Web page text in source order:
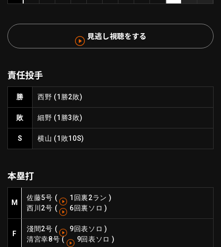
ファーム東地区
ファーム中地区
ファーム西地区
交流戦
北海道日本ハムファイターズ
東北楽天ゴールデンイーグルス
埼玉西武ライオンズ
千葉ロッテマリーンズ
オリックス・バファローズ
ニュース
設定
見逃し視聴をする
責任投手
勝 西野 (1勝2敗)
敗 細野 (1勝3敗)
S 横山 (1敗10S)
本塁打
M
佐藤5号 ( 1回裏2ラン )
西川 2号 ( 6回裏ソロ )
F
淺間2号 ( 9回表ソロ )
清宮幸8号( 9回表ソロ )